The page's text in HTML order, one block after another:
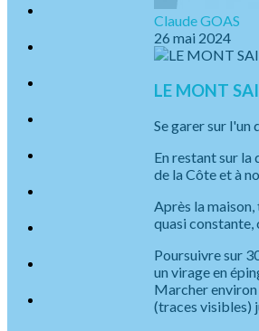
Claude GOAS
26 mai 2024
LE MONT
Se garer sur l'un
En restant sur la
de la Côte et à
Après la
quasi constante,
Poursuivre sur
un virage en
Marcher environ
(traces visibles)